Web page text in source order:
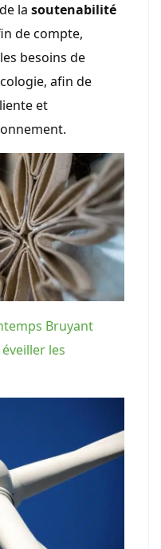
la soutenabilité
de compte,
besoins de
afin de
et
Bruyant
les